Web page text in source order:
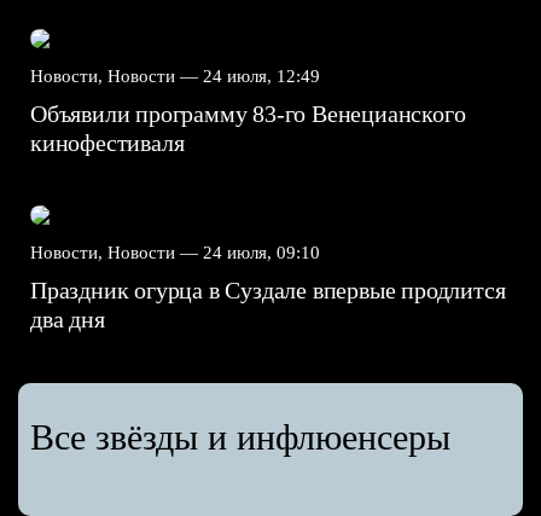
Новости, Новости — 24 июля, 12:49
Объявили программу 83-го Венецианского
кинофестиваля
Новости, Новости — 24 июля, 09:10
Праздник огурца в Суздале впервые продлится
два дня
Все звёзды и инфлюенсеры